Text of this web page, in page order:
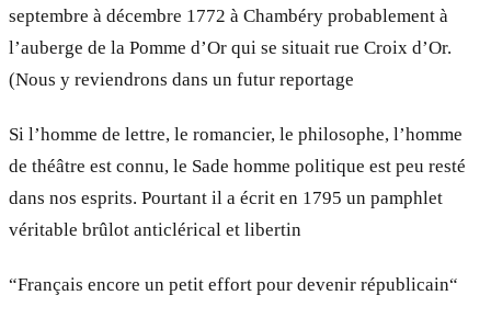
septembre à décembre 1772 à Chambéry probablement à
l’auberge de la Pomme d’Or qui se situait rue Croix d’Or.
(Nous y reviendrons dans un futur reportage
Si l’homme de lettre, le romancier, le philosophe, l’homme
de théâtre est connu, le Sade homme politique est peu resté
dans nos esprits. Pourtant il a écrit en 1795 un pamphlet
véritable brûlot anticlérical et libertin
“Français encore un petit effort pour devenir républicain“